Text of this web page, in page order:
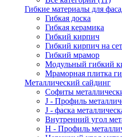
Гибкие материалы для
Гибкая доска
Гибкая керамика
Гибкий кирпич
Гибкий кирпич на
Гибкий мрамор
Модульный гибкий
Мраморная плитка
Металлический сайдинг
Cофиты
J - Профиль
J - фаска
Внутренний угол
Н - Профиль